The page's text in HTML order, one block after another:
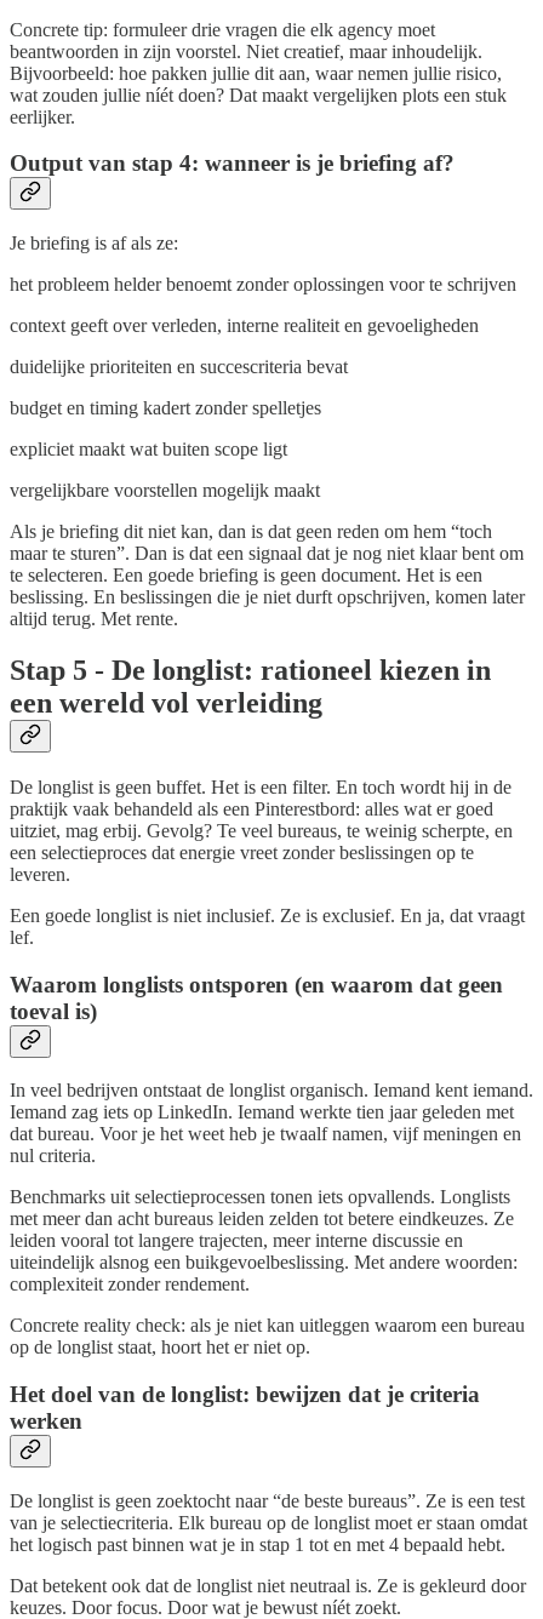
Concrete tip: formuleer drie vragen die elk agency moet
beantwoorden in zijn voorstel. Niet creatief, maar inhoudelijk.
Bijvoorbeeld: hoe pakken jullie dit aan, waar nemen jullie risico,
wat zouden jullie níét doen? Dat maakt vergelijken plots een stuk
eerlijker.
Output van stap 4: wanneer is je briefing af?
Je briefing is af als ze:
het probleem helder benoemt zonder oplossingen voor te schrijven
context geeft over verleden, interne realiteit en gevoeligheden
duidelijke prioriteiten en succescriteria bevat
budget en timing kadert zonder spelletjes
expliciet maakt wat buiten scope ligt
vergelijkbare voorstellen mogelijk maakt
Als je briefing dit niet kan, dan is dat geen reden om hem “toch
maar te sturen”. Dan is dat een signaal dat je nog niet klaar bent om
te selecteren. Een goede briefing is geen document. Het is een
beslissing. En beslissingen die je niet durft opschrijven, komen later
altijd terug. Met rente.
Stap 5 - De longlist: rationeel kiezen in
een wereld vol verleiding
De longlist is geen buffet. Het is een filter. En toch wordt hij in de
praktijk vaak behandeld als een Pinterestbord: alles wat er goed
uitziet, mag erbij. Gevolg? Te veel bureaus, te weinig scherpte, en
een selectieproces dat energie vreet zonder beslissingen op te
leveren.
Een goede longlist is niet inclusief. Ze is exclusief. En ja, dat vraagt
lef.
Waarom longlists ontsporen (en waarom dat geen
toeval is)
In veel bedrijven ontstaat de longlist organisch. Iemand kent iemand.
Iemand zag iets op LinkedIn. Iemand werkte tien jaar geleden met
dat bureau. Voor je het weet heb je twaalf namen, vijf meningen en
nul criteria.
Benchmarks uit selectieprocessen tonen iets opvallends. Longlists
met meer dan acht bureaus leiden zelden tot betere eindkeuzes. Ze
leiden vooral tot langere trajecten, meer interne discussie en
uiteindelijk alsnog een buikgevoelbeslissing. Met andere woorden:
complexiteit zonder rendement.
Concrete reality check: als je niet kan uitleggen waarom een bureau
op de longlist staat, hoort het er niet op.
Het doel van de longlist: bewijzen dat je criteria
werken
De longlist is geen zoektocht naar “de beste bureaus”. Ze is een test
van je selectiecriteria. Elk bureau op de longlist moet er staan omdat
het logisch past binnen wat je in stap 1 tot en met 4 bepaald hebt.
Dat betekent ook dat de longlist niet neutraal is. Ze is gekleurd door
keuzes. Door focus. Door wat je bewust níét zoekt.